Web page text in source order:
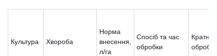
Культура Хвороба
Норма
внесення,
л/га
Спосіб та час
обробки
обробок